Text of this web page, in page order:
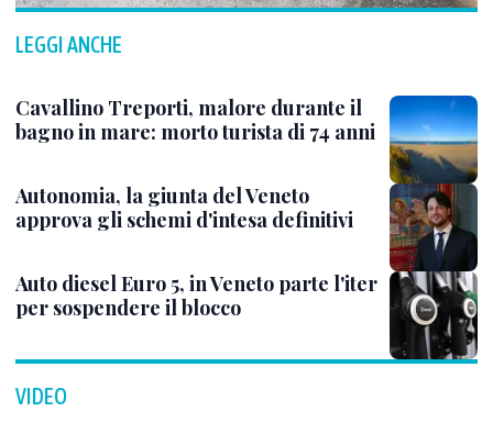
LEGGI ANCHE
Cavallino Treporti, malore durante il
bagno in mare: morto turista di 74 anni
Autonomia, la giunta del Veneto
approva gli schemi d'intesa definitivi
Auto diesel Euro 5, in Veneto parte l'iter
per sospendere il blocco
VIDEO